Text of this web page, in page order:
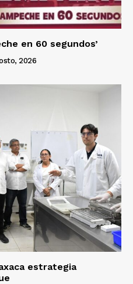
en 60 segundos’
2026
estrategia